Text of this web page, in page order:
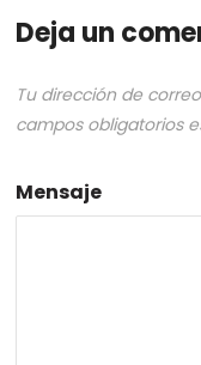
Deja un
Tu dirección de
campos obligatorios
Mensaje